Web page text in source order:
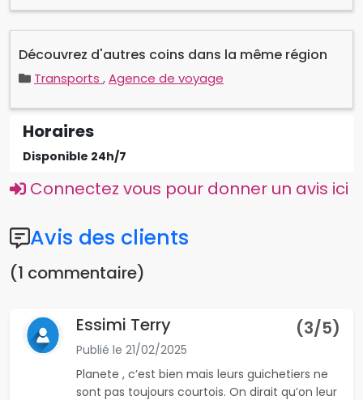
Découvrez d'autres coins dans la même région
Transports ,Agence de voyage
Horaires
Disponible 24h/7
Connectez vous pour donner un avis ici
Avis des clients
(1 commentaire)
Essimi Terry
Publié le 21/02/2025
(3/5)
Planete , c’est bien mais leurs guichetiers ne
sont pas toujours courtois. On dirait qu’on leur